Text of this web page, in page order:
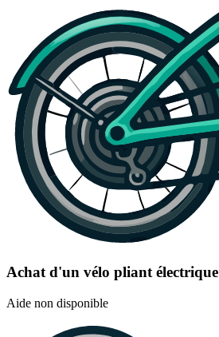
Achat d'un vélo pliant électrique
Aide non disponible